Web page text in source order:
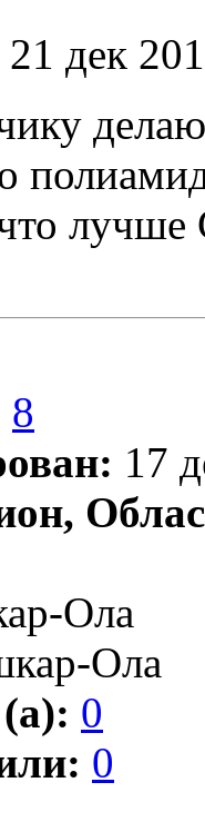
21 дек
что
8
17
Ола
Ола
0
0